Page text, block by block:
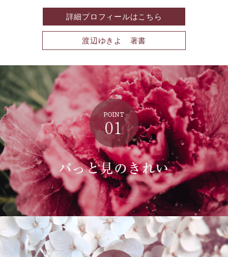
詳細プロフィールはこちら
渡辺ゆきよ 著書